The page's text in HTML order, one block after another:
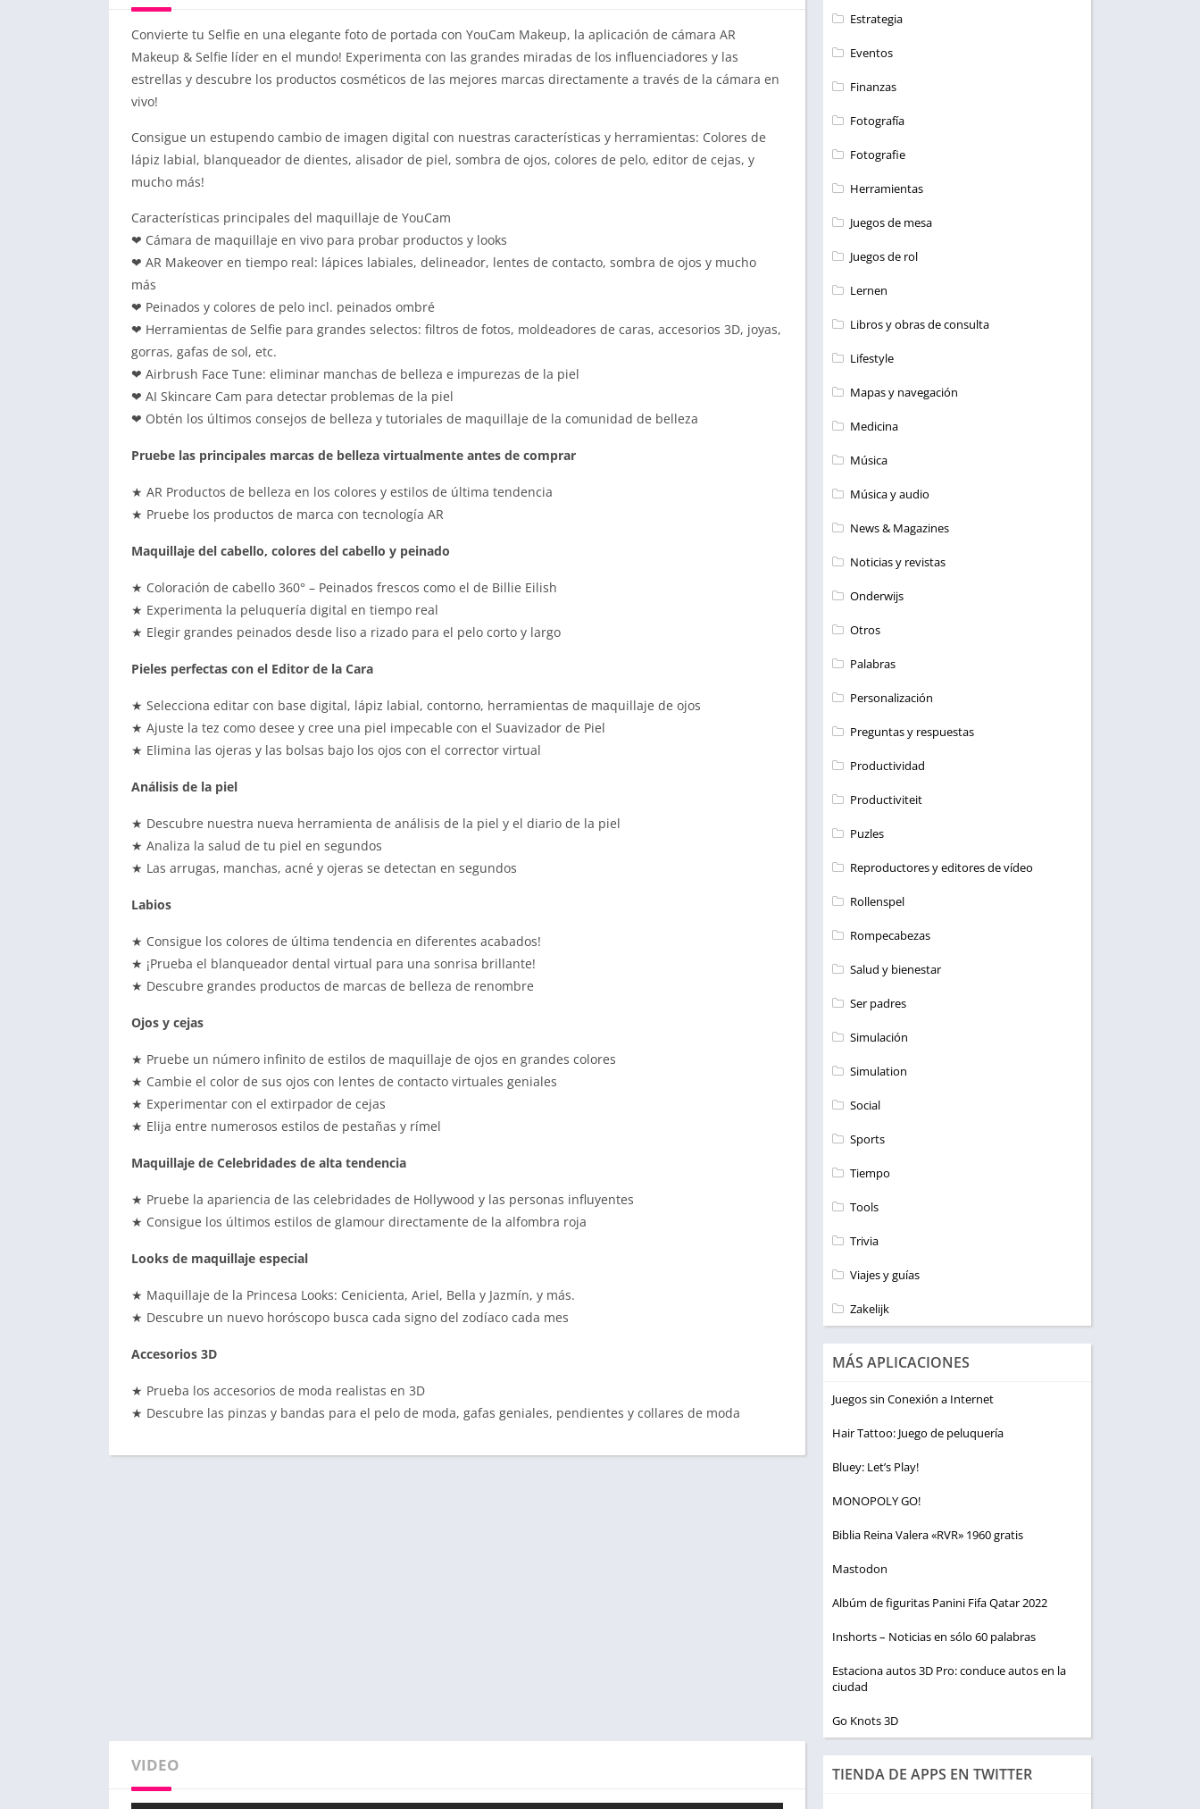
Convierte tu Selfie en una elegante foto de portada con YouCam Makeup, la aplicación de cámara AR
Makeup & Selfie líder en el mundo! Experimenta con las grandes miradas de los influenciadores y las
estrellas y descubre los productos cosméticos de las mejores marcas directamente a través de la cámara en
vivo!
Consigue un estupendo cambio de imagen digital con nuestras características y herramientas: Colores de
lápiz labial, blanqueador de dientes, alisador de piel, sombra de ojos, colores de pelo, editor de cejas, y
mucho más!
Características principales del maquillaje de YouCam
❤ Cámara de maquillaje en vivo para probar productos y looks
❤ AR Makeover en tiempo real: lápices labiales, delineador, lentes de contacto, sombra de ojos y mucho
más
❤ Peinados y colores de pelo incl. peinados ombré
❤ Herramientas de Selfie para grandes selectos: filtros de fotos, moldeadores de caras, accesorios 3D, joyas,
gorras, gafas de sol, etc.
❤ Airbrush Face Tune: eliminar manchas de belleza e impurezas de la piel
❤ AI Skincare Cam para detectar problemas de la piel
❤ Obtén los últimos consejos de belleza y tutoriales de maquillaje de la comunidad de belleza
Pruebe las principales marcas de belleza virtualmente antes de comprar
★ AR Productos de belleza en los colores y estilos de última tendencia
★ Pruebe los productos de marca con tecnología AR
Maquillaje del cabello, colores del cabello y peinado
★ Coloración de cabello 360° – Peinados frescos como el de Billie Eilish
★ Experimenta la peluquería digital en tiempo real
★ Elegir grandes peinados desde liso a rizado para el pelo corto y largo
Pieles perfectas con el Editor de la Cara
★ Selecciona editar con base digital, lápiz labial, contorno, herramientas de maquillaje de ojos
★ Ajuste la tez como desee y cree una piel impecable con el Suavizador de Piel
★ Elimina las ojeras y las bolsas bajo los ojos con el corrector virtual
Análisis de la piel
★ Descubre nuestra nueva herramienta de análisis de la piel y el diario de la piel
★ Analiza la salud de tu piel en segundos
★ Las arrugas, manchas, acné y ojeras se detectan en segundos
Labios
★ Consigue los colores de última tendencia en diferentes acabados!
★ ¡Prueba el blanqueador dental virtual para una sonrisa brillante!
★ Descubre grandes productos de marcas de belleza de renombre
Ojos y cejas
★ Pruebe un número infinito de estilos de maquillaje de ojos en grandes colores
★ Cambie el color de sus ojos con lentes de contacto virtuales geniales
★ Experimentar con el extirpador de cejas
★ Elija entre numerosos estilos de pestañas y rímel
Maquillaje de Celebridades de alta tendencia
★ Pruebe la apariencia de las celebridades de Hollywood y las personas influyentes
★ Consigue los últimos estilos de glamour directamente de la alfombra roja
Looks de maquillaje especial
★ Maquillaje de la Princesa Looks: Cenicienta, Ariel, Bella y Jazmín, y más.
★ Descubre un nuevo horóscopo busca cada signo del zodíaco cada mes
Accesorios 3D
★ Prueba los accesorios de moda realistas en 3D
★ Descubre las pinzas y bandas para el pelo de moda, gafas geniales, pendientes y collares de moda
VIDEO
Estrategia
Eventos
Finanzas
Fotografía
Fotografie
Herramientas
Juegos de mesa
Juegos de rol
Lernen
Libros y obras de consulta
Lifestyle
Mapas y navegación
Medicina
Música
Música y audio
News & Magazines
Noticias y revistas
Onderwijs
Otros
Palabras
Personalización
Preguntas y respuestas
Productividad
Productiviteit
Puzles
Reproductores y editores de vídeo
Rollenspel
Rompecabezas
Salud y bienestar
Ser padres
Simulación
Simulation
Social
Sports
Tiempo
Tools
Trivia
Viajes y guías
Zakelijk
MÁS APLICACIONES
Juegos sin Conexión a Internet
Hair Tattoo: Juego de peluquería
Bluey: Let’s Play!
MONOPOLY GO!
Biblia Reina Valera «RVR» 1960 gratis
Mastodon
Albúm de figuritas Panini Fifa Qatar 2022
Inshorts – Noticias en sólo 60 palabras
Estaciona autos 3D Pro: conduce autos en la
ciudad
Go Knots 3D
TIENDA DE APPS EN TWITTER